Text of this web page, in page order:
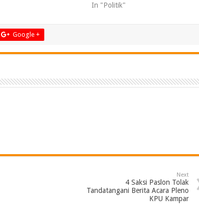
In "Politik"
Google +
Next
4 Saksi Paslon Tolak
Tandatangani Berita Acara Pleno
KPU Kampar